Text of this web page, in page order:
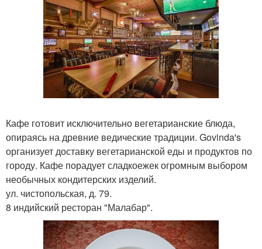
Кафе готовит исключительно вегетарианские блюда,
опираясь на древние ведические традиции. Govinda's
организует доставку вегетарианской еды и продуктов по
городу. Кафе порадует сладкоежек огромным выбором
необычных кондитерских изделий.
ул. чистопольская, д. 79.
8 индийский ресторан "Малабар".